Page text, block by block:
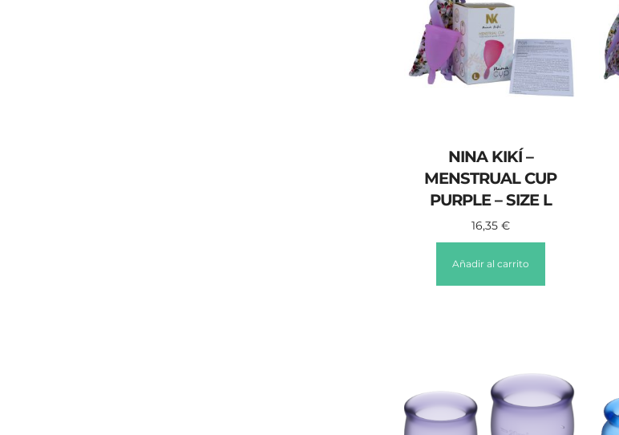
NINA KIKÍ –
MENSTRUAL CUP
PURPLE – SIZE L
16,35 €
Añadir al carrito